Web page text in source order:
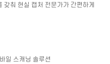
갖춰 현실 캡처 전문가가 간편하게
일 스캐닝 솔루션